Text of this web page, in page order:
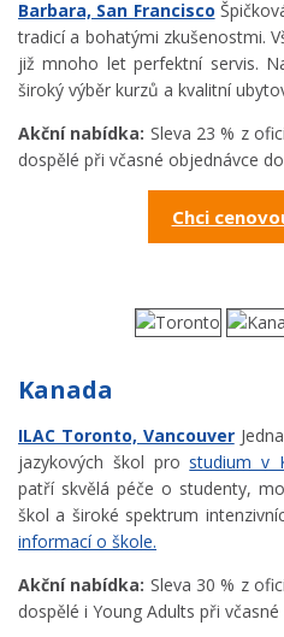
Barbara, San Francisco
tradicí a bohatými zkušenostmi.
již mnoho let perfektní servis.
široký výběr kurzů a kvalitní
Akční nabídka: Sleva 23 % z
dospělé při včasné objednávce
Chci
Kanada
ILAC Toronto, Vancouver
jazykových škol pro studium v
patří skvělá péče o studenty,
škol a široké spektrum
informací o škole.
Akční nabídka: Sleva 30 % z
dospělé i Young Adults při